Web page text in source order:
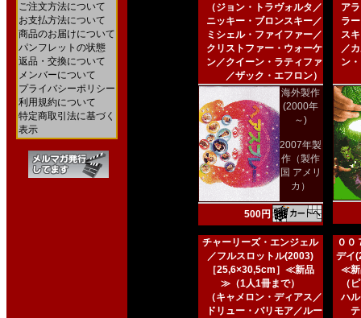
ご注文方法について
お支払方法について
商品のお届けについて
パンフレットの状態
返品・交換について
メンバーについて
プライバシーポリシー
利用規約について
特定商取引法に基づく
表示
（ジョン・トラヴォルタ／
ニッキー・ブロンスキー／
ミシェル・ファイファー／
クリストファー・ウォーケ
ン／クイーン・ラティファ
／ザック・エフロン）
海外製作
(2000年
～)
2007年製
作（製作
国 アメリ
カ）
500円
ア
ラ
ス
／
ン
チャーリーズ・エンジェル
／フルスロットル(2003)
［25,6×30,5cm］≪新品
≫（1人1冊まで）
（キャメロン・ディアス／
ドリュー・バリモア／ルー
００
デイ
≪新
（
ハ